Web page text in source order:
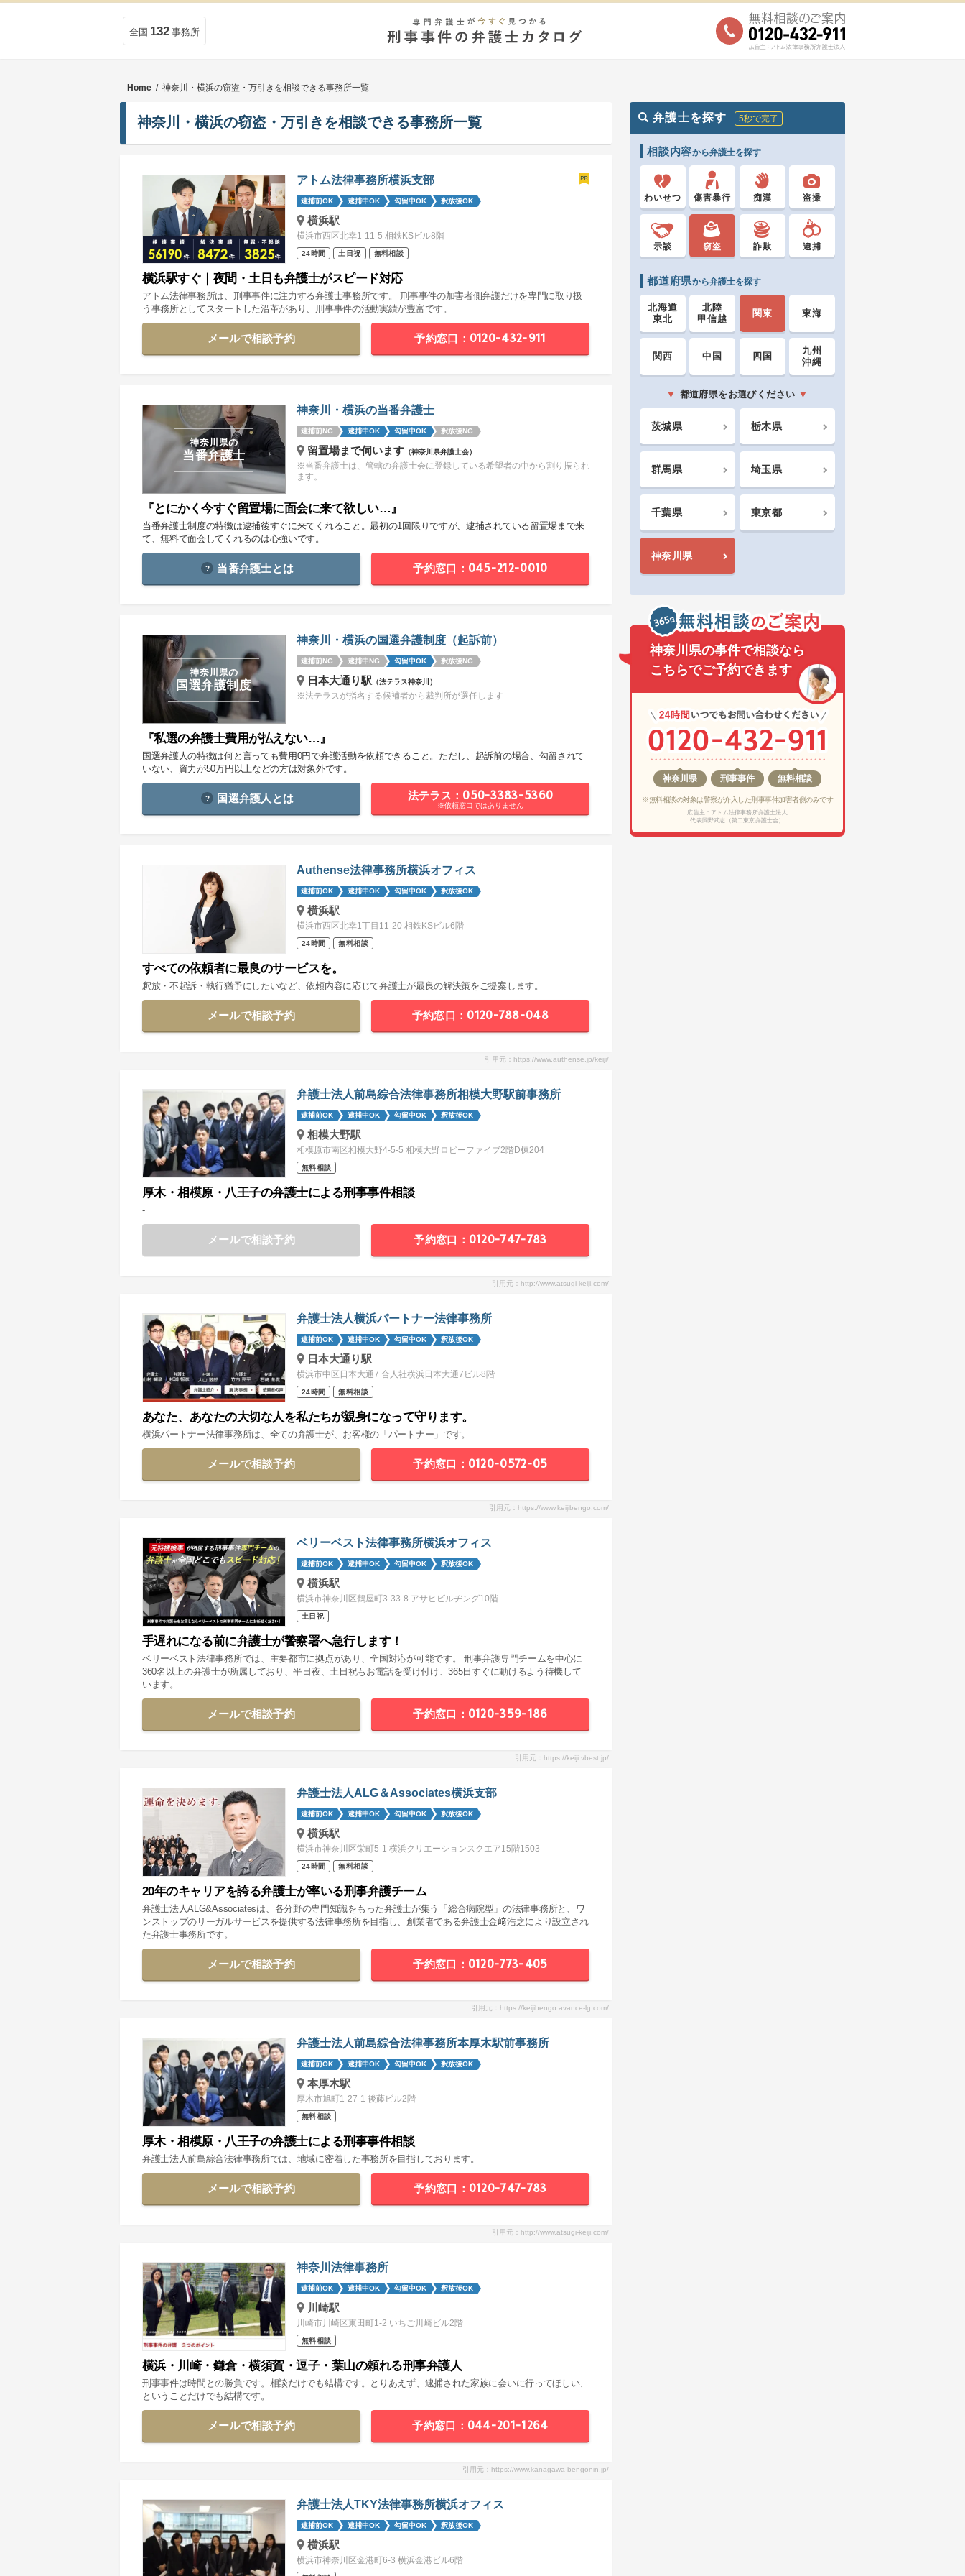
全国 132 事務所
Home / 神奈川・横浜の窃盗・万引きを相談できる事務所一覧
神奈川・横浜の窃盗・万引きを相談できる事務所一覧
アトム法律事務所横浜支部
逮捕前OK 逮捕中OK 勾留中OK 釈放後OK
横浜駅
横浜市西区北幸1-11-5 相鉄KSビル8階
24時間 土日祝 無料相談
横浜駅すぐ｜夜間・土日も弁護士がスピード対応
アトム法律事務所は、刑事事件に注力する弁護士事務所です。 刑事事件の加害者側弁護だけを専門に取り扱
う事務所としてスタートした沿革があり、刑事事件の活動実績が豊富です。
メールで相談予約 予約窓口：0120-432-911
神奈川・横浜の当番弁護士
逮捕前NG 逮捕中OK 勾留中OK 釈放後NG
神奈川県の
当番弁護士 留置場まで伺います （神奈川県弁護士会）
※当番弁護士は、管轄の弁護士会に登録している希望者の中から割り振られ
ます。
『とにかく今すぐ留置場に面会に来て欲しい…』
当番弁護士制度の特徴は逮捕後すぐに来てくれること。最初の1回限りですが、逮捕されている留置場まで来
て、無料で面会してくれるのは心強いです。
当番弁護士とは 予約窓口：045-212-0010
神奈川・横浜の国選弁護制度（起訴前）
逮捕前NG 逮捕中NG 勾留中OK 釈放後NG
神奈川県の
国選弁護制度 日本大通り駅 （法テラス神奈川）
※法テラスが指名する候補者から裁判所が選任します
『私選の弁護士費用が払えない…』
国選弁護人の特徴は何と言っても費用0円で弁護活動を依頼できること。ただし、起訴前の場合、勾留されて
いない、資力が50万円以上などの方は対象外です。
国選弁護人とは 法テラス：050-3383-5360
※依頼窓口ではありません
Authense法律事務所横浜オフィス
逮捕前OK 逮捕中OK 勾留中OK 釈放後OK
横浜駅
横浜市西区北幸1丁目11-20 相鉄KSビル6階
24時間 無料相談
すべての依頼者に最良のサービスを。
釈放・不起訴・執行猶予にしたいなど、依頼内容に応じて弁護士が最良の解決策をご提案します。
メールで相談予約 予約窓口：0120-788-048
引用元：https://www.authense.jp/keiji/
弁護士法人前島綜合法律事務所相模大野駅前事務所
逮捕前OK 逮捕中OK 勾留中OK 釈放後OK
相模大野駅
相模原市南区相模大野4-5-5 相模大野ロビーファイブ2階D棟204
無料相談
厚木・相模原・八王子の弁護士による刑事事件相談
-
メールで相談予約 予約窓口：0120-747-783
引用元：http://www.atsugi-keiji.com/
弁護士法人横浜パートナー法律事務所
逮捕前OK 逮捕中OK 勾留中OK 釈放後OK
日本大通り駅
横浜市中区日本大通7 合人社横浜日本大通7ビル8階
24時間 無料相談
あなた、あなたの大切な人を私たちが親身になって守ります。
横浜パートナー法律事務所は、全ての弁護士が、お客様の「パートナー」です。
メールで相談予約 予約窓口：0120-0572-05
引用元：https://www.keijibengo.com/
ベリーベスト法律事務所横浜オフィス
逮捕前OK 逮捕中OK 勾留中OK 釈放後OK
横浜駅
横浜市神奈川区鶴屋町3-33-8 アサヒビルヂング10階
土日祝
手遅れになる前に弁護士が警察署へ急行します！
ベリーベスト法律事務所では、主要都市に拠点があり、全国対応が可能です。 刑事弁護専門チームを中心に
360名以上の弁護士が所属しており、平日夜、土日祝もお電話を受け付け、365日すぐに動けるよう待機して
います。
メールで相談予約 予約窓口：0120-359-186
引用元：https://keiji.vbest.jp/
弁護士法人ALG＆Associates横浜支部
逮捕前OK 逮捕中OK 勾留中OK 釈放後OK
横浜駅
横浜市神奈川区栄町5-1 横浜クリエーションスクエア15階1503
24時間 無料相談
20年のキャリアを誇る弁護士が率いる刑事弁護チーム
弁護士法人ALG&Associatesは、各分野の専門知識をもった弁護士が集う「総合病院型」の法律事務所と、ワ
ンストップのリーガルサービスを提供する法律事務所を目指し、創業者である弁護士金﨑浩之により設立され
た弁護士事務所です。
メールで相談予約 予約窓口：0120-773-405
引用元：https://keijibengo.avance-lg.com/
弁護士法人前島綜合法律事務所本厚木駅前事務所
逮捕前OK 逮捕中OK 勾留中OK 釈放後OK
本厚木駅
厚木市旭町1-27-1 後藤ビル2階
無料相談
厚木・相模原・八王子の弁護士による刑事事件相談
弁護士法人前島綜合法律事務所では、地域に密着した事務所を目指しております。
メールで相談予約 予約窓口：0120-747-783
引用元：http://www.atsugi-keiji.com/
神奈川法律事務所
逮捕前OK 逮捕中OK 勾留中OK 釈放後OK
川崎駅
川崎市川崎区東田町1-2 いちご川崎ビル2階
無料相談
横浜・川崎・鎌倉・横須賀・逗子・葉山の頼れる刑事弁護人
刑事事件は時間との勝負です。相談だけでも結構です。とりあえず、逮捕された家族に会いに行ってほしい、
ということだけでも結構です。
メールで相談予約 予約窓口：044-201-1264
引用元：https://www.kanagawa-bengonin.jp/
弁護士法人TKY法律事務所横浜オフィス
逮捕前OK 逮捕中OK 勾留中OK 釈放後OK
横浜駅
横浜市神奈川区金港町6-3 横浜金港ビル6階
弁護士を探す 5秒で完了
相談内容から弁護士を探す
わいせつ 傷害暴行 痴漢 盗撮
示談 窃盗 詐欺 逮捕
都道府県から弁護士を探す
北海道
東北
北陸
甲信越
関東 東海
関西 中国 四国
九州
沖縄
都道府県をお選びください
茨城県 栃木県
群馬県 埼玉県
千葉県 東京都
神奈川県
神奈川県の事件で相談なら
こちらでご予約できます
神奈川県 刑事事件 無料相談
※無料相談の対象は警察が介入した刑事事件加害者側のみです
広告主：アトム法律事務所弁護士法人
代表岡野武志（第二東京弁護士会）